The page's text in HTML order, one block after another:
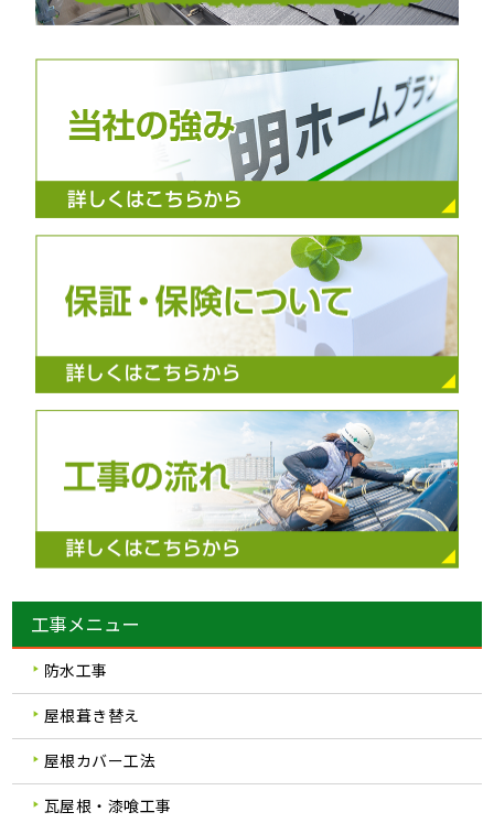
工事メニュー
防水工事
屋根葺き替え
屋根カバー工法
瓦屋根・漆喰工事